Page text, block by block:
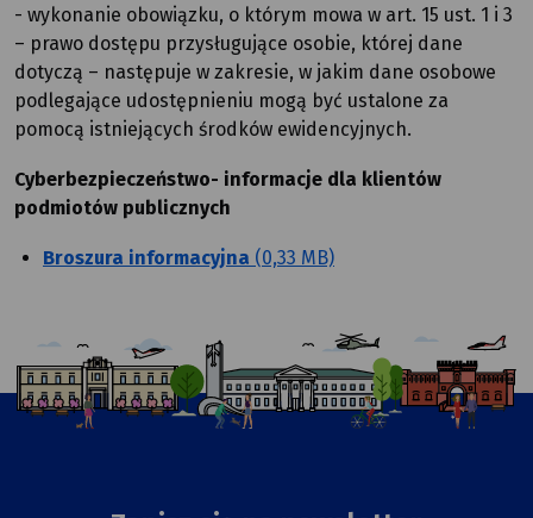
- wykonanie obowiązku, o którym mowa w art. 15 ust. 1 i 3
– prawo dostępu przysługujące osobie, której dane
dotyczą – następuje w zakresie, w jakim dane osobowe
podlegające udostępnieniu mogą być ustalone za
pomocą istniejących środków ewidencyjnych.
Cyberbezpieczeństwo- informacje dla klientów
podmiotów publicznych
Broszura informacyjna (0,33 MB)